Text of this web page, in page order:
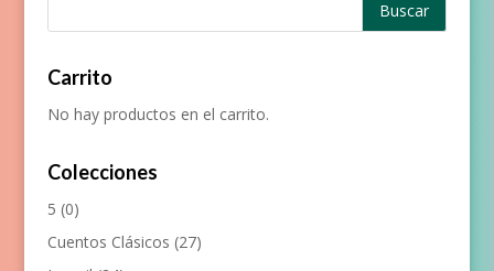
Carrito
No hay productos en el carrito.
Colecciones
5 (0)
Cuentos Clásicos (27)